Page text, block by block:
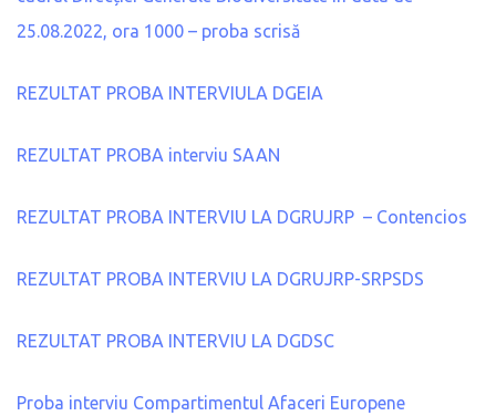
25.08.2022, ora 1000 – proba scrisă
REZULTAT PROBA INTERVIULA DGEIA
REZULTAT PROBA interviu SAAN
REZULTAT PROBA INTERVIU LA DGRUJRP – Contencios
REZULTAT PROBA INTERVIU LA DGRUJRP-SRPSDS
REZULTAT PROBA INTERVIU LA DGDSC
Proba interviu Compartimentul Afaceri Europene